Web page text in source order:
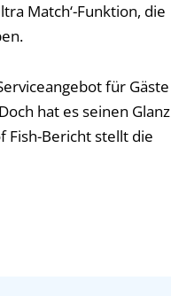
Match‘-Funktion, die
für Gäste
hat es seinen Glanz
Fish-Bericht stellt die